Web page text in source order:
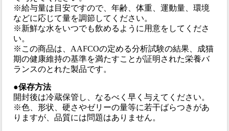
※給与量は目安ですので、年齢、体重、運動量、環境
などに応じて量を調節してください。
※新鮮な水をいつでも飲めるように用意をしてくださ
い。
※この商品は、AAFCOの定める分析試験の結果、成猫
期の健康維持の基準を満たすことが証明された栄養バ
ランスのとれた製品です。
●保存方法
開封後は冷蔵保管し、なるべく早く与えてください。
※色、形状、硬さやゼリーの量等に若干ばらつきがあ
りますが、品質には問題はありません。